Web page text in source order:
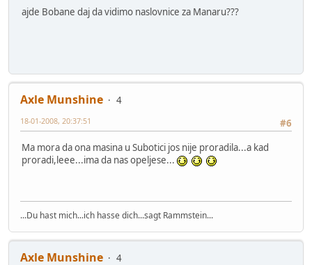
ajde Bobane daj da vidimo naslovnice za Manaru???
Axle Munshine
4
#6
18-01-2008, 20:37:51
Ma mora da ona masina u Subotici jos nije proradila...a kad
proradi,leee...ima da nas opeljese...
...Du hast mich...ich hasse dich...sagt Rammstein...
Axle Munshine
4